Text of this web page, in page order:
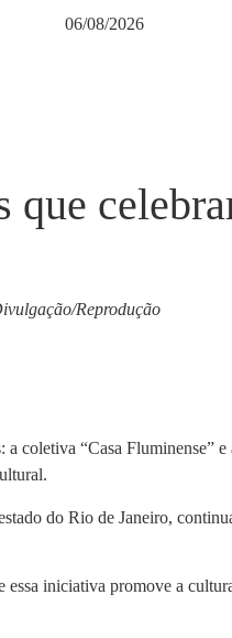
06/08/2026
Reprodução
coletiva “Casa Fluminense”
do Rio de Janeiro,
iniciativa promove a